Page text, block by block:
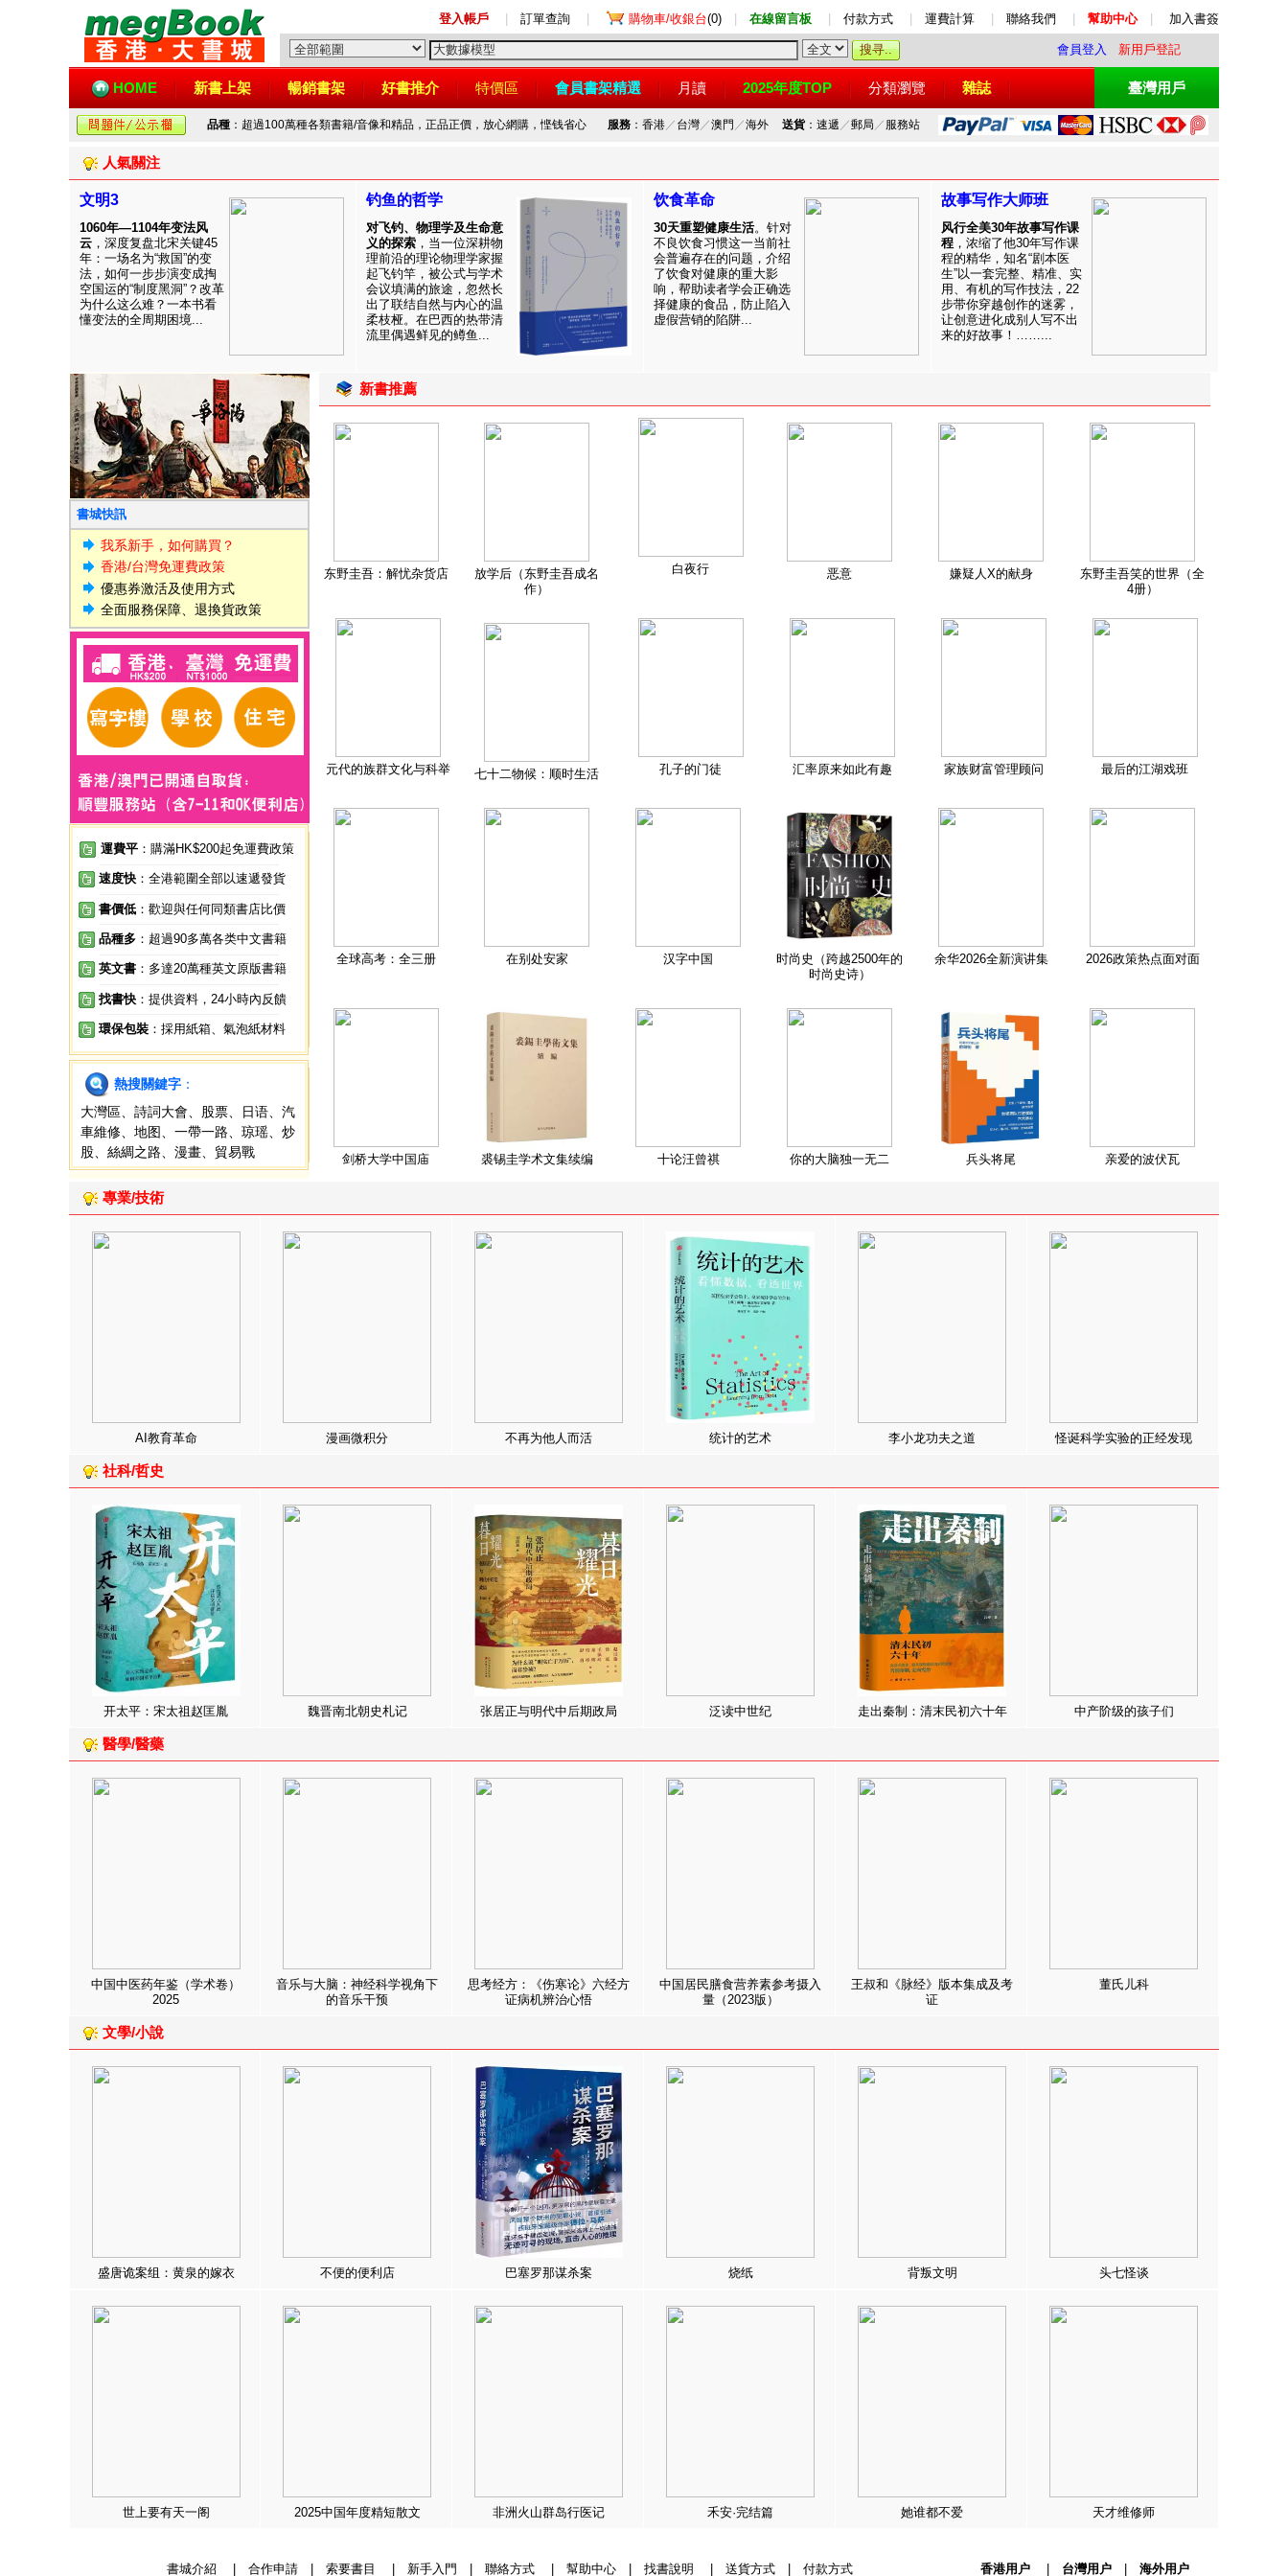
登入帳戶 訂單查詢 購物車/收銀台(0) 在線留言板 付款方式 運費計算 聯絡我們 幫助中心 加入書簽
會員登入 新用戶登記
HOME 新書上架 暢銷書架 好書推介 特價區 會員書架精選 月讀 2025年度TOP 分類瀏覽 雜誌 臺灣用戶
品種 ：超過100萬種各類書籍/音像和精品，正品正價，放心網購，悭钱省心 服務：香港／ 台灣／澳門 ／海外 送貨：速遞 ／郵局 ／ 服務站
人氣關注
文明3
1060年—1104年变法风
云 ，深度复盘北宋关键45
年：一场名为“救国”的变
法，如何一步步演变成掏
空国运的“制度黑洞”？改革
为什么这么难？一本书看
懂变法的全周期困境...
钓鱼的哲学
对飞钓、物理学及生命意
义的探索 ，当一位深耕物
理前沿的理论物理学家握
起飞钓竿，被公式与学术
会议填满的旅途，忽然长
出了联结自然与内心的温
柔枝桠。在巴西的热带清
流里偶遇鲜见的鳟鱼...
饮食革命
30天重塑健康生活。针对
不良饮食习惯这一当前社
会普遍存在的问题，介绍
了饮食对健康的重大影
响，帮助读者学会正确选
择健康的食品，防止陷入
虚假营销的陷阱...
故事写作大师班
风行全美30年故事写作课
程 ，浓缩了他30年写作课
程的精华，知名“剧本医
生”以一套完整、精准、实
用、有机的写作技法，22
步带你穿越创作的迷雾，
让创意进化成别人写不出
来的好故事！……...
書城快訊
我系新手，如何購買？
香港/台灣免運費政策
優惠券激活及使用方式
全面服務保障、退換貨政策
運費平 ：購滿HK$200起免運費政策
速度快 ：全港範圍全部以速遞發貨
書價低 ：歡迎與任何同類書店比價
品種多 ：超過90多萬各类中文書籍
英文書 ：多達20萬種英文原版書籍
找書快 ：提供資料，24小時內反饋
環保包裝 ：採用紙箱、氣泡紙材料
熱搜關鍵字 ：
大灣區
詩詞大會 股票 日语
汽
車維修
地图 一帶一路 琼瑶
炒
股
絲綢之路 漫畫 貿易戰
新書推薦
东野圭吾：解忧杂货店
放学后（东野圭吾成名
作）
白夜行 恶意 嫌疑人X的献身
东野圭吾笑的世界（全
4册）
元代的族群文化与科举 七十二物候：顺时生活 孔子的门徒 汇率原来如此有趣 家族财富管理顾问 最后的江湖戏班
全球高考：全三册 在别处安家 汉字中国
时尚史（跨越2500年的
时尚史诗）
余华2026全新演讲集 2026政策热点面对面
剑桥大学中国庙 裘锡圭学术文集续编 十论汪曾祺 你的大脑独一无二 兵头将尾 亲爱的波伏瓦
專業/技術
AI教育革命 漫画微积分 不再为他人而活 统计的艺术 李小龙功夫之道 怪诞科学实验的正经发现
社科/哲史
开太平：宋太祖赵匡胤 魏晋南北朝史札记 张居正与明代中后期政局 泛读中世纪 走出秦制：清末民初六十年 中产阶级的孩子们
醫學/醫藥
中国中医药年鉴（学术卷）
2025
音乐与大脑：神经科学视角下
的音乐干预
思考经方：《伤寒论》六经方
证病机辨治心悟
中国居民膳食营养素参考摄入
量（2023版）
王叔和《脉经》版本集成及考
证
董氏儿科
文學/小說
盛唐诡案组：黄泉的嫁衣 不便的便利店 巴塞罗那谋杀案 烧纸 背叛文明 头七怪谈
世上要有天一阁 2025中国年度精短散文 非洲火山群岛行医记 禾安·完结篇 她谁都不爱 天才维修师
書城介紹 合作申請| 索要書目 新手入門 聯絡方式| 幫助中心| 找書說明 送貨方式| 付款方式 香港用户| 台灣用户| 海外用户